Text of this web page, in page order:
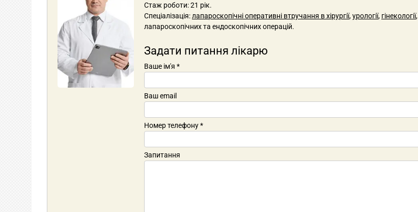
Стаж роботи: 21 рік.
Спеціалізація:лапароскопічні оперативні втручання в хірургії,урології, гінекології,
лапароскопічних та ендоскопічних операцій.
Задати питання лікарю
Ваше ім'я *
Ваш email
Номер телефону*
Запитання